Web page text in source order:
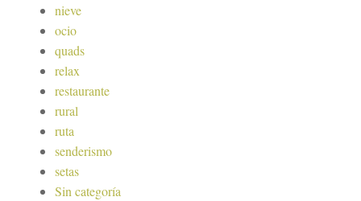
nieve
ocio
quads
relax
restaurante
rural
ruta
senderismo
setas
Sin categoría